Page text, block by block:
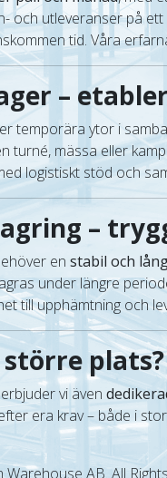
och utleveranser på
tid. Våra
–
temporära ytor i
turné, mässa eller
logistiskt stöd och
–
en stabil och
under längre
till upphämtning och
större plats?
vi även
era krav – både i
AB. All